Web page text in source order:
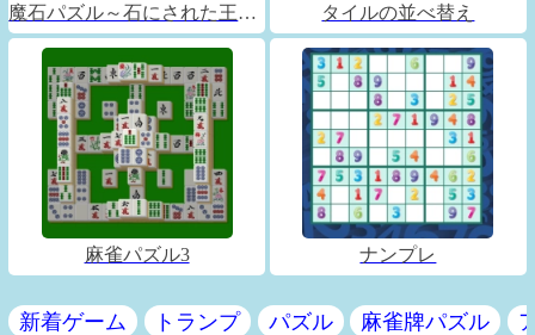
魔石パズル～石にされた王子～ タイルの並べ替え
麻雀パズル3 ナンプレ
新着ゲーム トランプ パズル 麻雀牌パズル